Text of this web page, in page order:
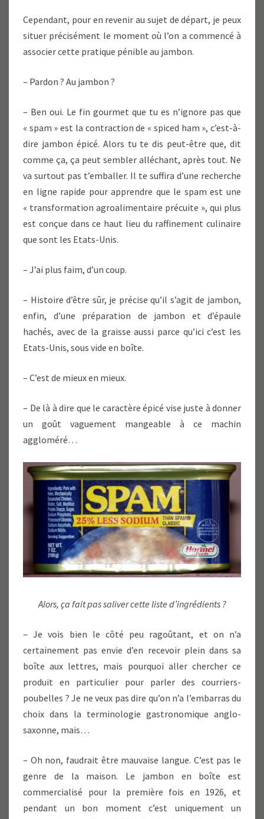
Cependant, pour en revenir au sujet de départ, je peux
situer précisément le moment où l’on a commencé à
associer cette pratique pénible au jambon.
– Pardon ? Au jambon ?
– Ben oui. Le fin gourmet que tu es n’ignore pas que
« spam » est la contraction de « spiced ham », c’est-à-
dire jambon épicé. Alors tu te dis peut-être que, dit
comme ça, ça peut sembler alléchant, après tout. Ne
va surtout pas t’emballer. Il te suffira d’une recherche
en ligne rapide pour apprendre que le spam est une
« transformation agroalimentaire précuite », qui plus
est conçue dans ce haut lieu du raffinement culinaire
que sont les Etats-Unis.
– J’ai plus faim, d’un coup.
– Histoire d’être sûr, je précise qu’il s’agit de jambon,
enfin, d’une préparation de jambon et d’épaule
hachés, avec de la graisse aussi parce qu’ici c’est les
Etats-Unis, sous vide en boîte.
– C’est de mieux en mieux.
– De là à dire que le caractère épicé vise juste à donner
un goût vaguement mangeable à ce machin
aggloméré…
Alors, ça fait pas saliver cette liste d’ingrédients ?
– Je vois bien le côté peu ragoûtant, et on n’a
certainement pas envie d’en recevoir plein dans sa
boîte aux lettres, mais pourquoi aller chercher ce
produit en particulier pour parler des courriers-
poubelles ? Je ne veux pas dire qu’on n’a l’embarras du
choix dans la terminologie gastronomique anglo-
saxonne, mais…
– Oh non, faudrait être mauvaise langue. C’est pas le
genre de la maison. Le jambon en boîte est
commercialisé pour la première fois en 1926, et
pendant un bon moment c’est uniquement un